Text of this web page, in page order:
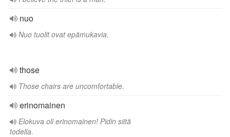
nuo
Nuo tuolit ovat epämukavia.
those
Those chairs are uncomfortable.
erinomainen
Elokuva oli erinomainen! Pidin siitä
todella.